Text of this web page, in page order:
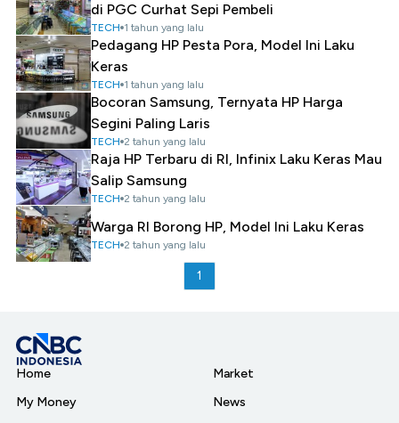
di PGC Curhat Sepi Pembeli
TECH 1 tahun yang lalu
Pedagang HP Pesta Pora, Model Ini Laku
Keras
TECH 1 tahun yang lalu
Bocoran Samsung, Ternyata HP Harga
Segini Paling Laris
TECH 2 tahun yang lalu
Raja HP Terbaru di RI, Infinix Laku Keras Mau
Salip Samsung
TECH 2 tahun yang lalu
Warga RI Borong HP, Model Ini Laku Keras
TECH 2 tahun yang lalu
1
Home
My Money
Market
News